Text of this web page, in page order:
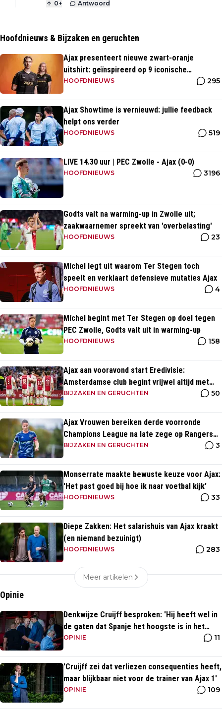
0+ Antwoord
Hoofdnieuws & Bijzaken en geruchten
Ajax presenteert nieuwe zwart-oranje
uitshirt: geïnspireerd op 9 iconische
momenten uit clubhistorie
HOOFDNIEUWS 295
Ajax Showtime is vernieuwd: jullie feedback
helpt ons verder
HOOFDNIEUWS 519
LIVE 14.30 uur | PEC Zwolle - Ajax (0-0)
HOOFDNIEUWS 3196
Godts valt na warming-up in Zwolle uit;
zaakwaarnemer spreekt van 'overbelasting'
HOOFDNIEUWS 23
Míchel legt uit waarom Ter Stegen toch
speelt en verklaart defensieve mutaties Ajax
HOOFDNIEUWS 4
Míchel begint met Ter Stegen op doel tegen
PEC Zwolle, Godts valt uit in warming-up
HOOFDNIEUWS 158
Ajax aan vooravond start Eredivisie:
Amsterdamse club begint vrijwel altijd met
zege
BIJZAKEN EN GERUCHTEN 50
Ajax Vrouwen bereiken derde voorronde
Champions League na late zege op Rangers
FC
BIJZAKEN EN GERUCHTEN 3
Monserrate maakte bewuste keuze voor Ajax:
'Het past goed bij hoe ik naar voetbal kijk’
HOOFDNIEUWS 33
Diepe Zakken: Het salarishuis van Ajax kraakt
(en niemand bezuinigt)
HOOFDNIEUWS 283
Meer artikelen
Opinie
Denkwijze Cruijff besproken: 'Hij heeft wel in
de gaten dat Spanje het hoogste is in het
voetbal'
OPINIE 11
'Cruijff zei dat verliezen consequenties heeft,
maar blijkbaar niet voor de trainer van Ajax 1'
OPINIE 109